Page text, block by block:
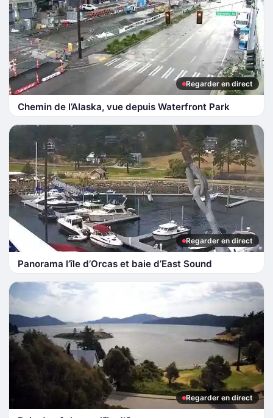
Regarder en direct
Chemin de l’Alaska, vue depuis Waterfront Park
Regarder en direct
Panorama l’île d’Orcas et baie d’East Sound
Regarder en direct